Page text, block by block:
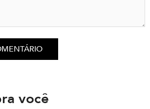
você